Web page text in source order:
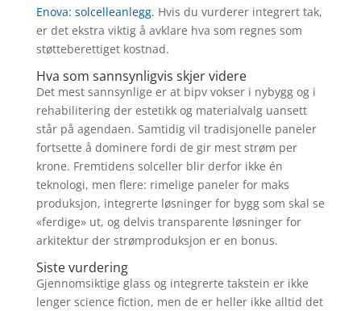
Enova: solcelleanlegg. Hvis du vurderer integrert tak,
er det ekstra viktig å avklare hva som regnes som
støtteberettiget kostnad.
Hva som sannsynligvis skjer videre
Det mest sannsynlige er at bipv vokser i nybygg og i
rehabilitering der estetikk og materialvalg uansett
står på agendaen. Samtidig vil tradisjonelle paneler
fortsette å dominere fordi de gir mest strøm per
krone. Fremtidens solceller blir derfor ikke én
teknologi, men flere: rimelige paneler for maks
produksjon, integrerte løsninger for bygg som skal se
«ferdige» ut, og delvis transparente løsninger for
arkitektur der strømproduksjon er en bonus.
Siste vurdering
Gjennomsiktige glass og integrerte takstein er ikke
lenger science fiction, men de er heller ikke alltid det